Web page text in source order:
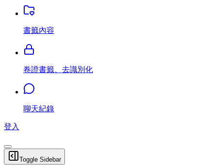
書籤內容
卷證書籤、去識別化
聊天紀錄
登入
Toggle Sidebar